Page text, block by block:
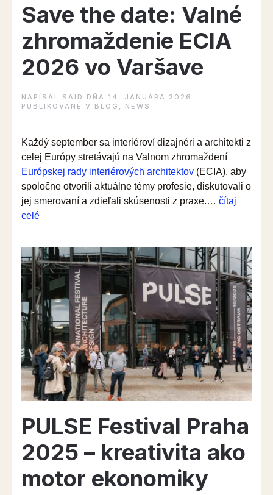
Save the date: Valné
zhromaždenie ECIA
2026 vo Varšave
NAPÍSAL SAID DŇA 14. JANUÁRA 2026
PUBLIKOVANÉ V BLOG NEWS
Každý september sa interiéroví dizajnéri a architekti z
celej Európy stretávajú na Valnom zhromaždení
Európskej rady interiérových architektov (ECIA), aby
spoločne otvorili aktuálne témy profesie, diskutovali o
jej smerovaní a zdieľali skúsenosti z praxe.… čítaj
celé“Save
Valné
zhromaždenie
ECIA
2026
vo
Varšave”
PULSE Festival Praha
2025 – kreativita ako
motor ekonomiky